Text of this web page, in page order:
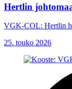
Hertlin
VGK-COL: Hertlin
25. touko 2026